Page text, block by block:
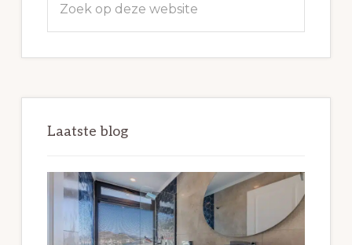
op
website
Laatste blog